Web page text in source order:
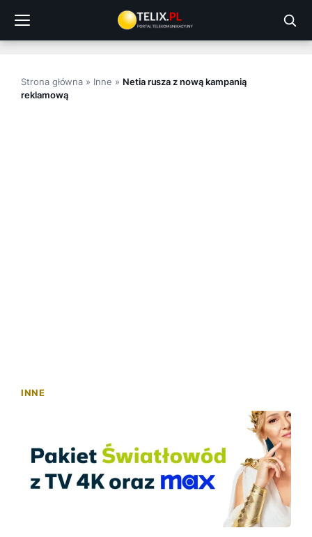
treści
Strona główna » Inne » Netia rusza z nową kampanią
reklamową
INNE